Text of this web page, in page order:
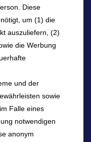
Diese
um (1) die
auszuliefern, (2)
die Werbung
und der
sowie
Falle eines
notwendigen
anonym